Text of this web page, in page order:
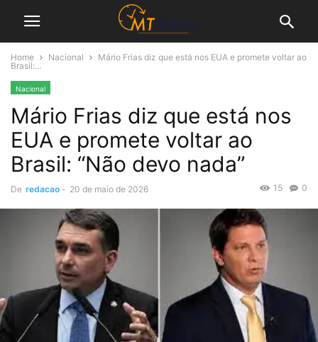
Home Nacional
Mário Frias diz que está nos EUA e promete voltar ao
Brasil:...
Nacional
Mário Frias diz que está nos
EUA e promete voltar ao
Brasil: “Não devo nada”
De redacao - 20 de maio de 2026 0
15